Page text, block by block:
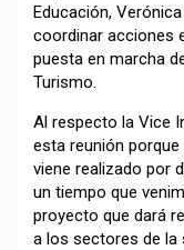
Educación,
coordinar acciones
puesta en marcha
Turismo.
Al respecto la Vice
esta reunión
viene realizado por
un tiempo que
proyecto que dará
a los sectores de la